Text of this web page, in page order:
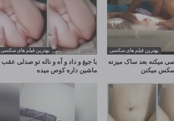
بهترین فیلم های سکسی
با جیغ و داد و آه و ناله تو صدلی عقب
ماشین داره کوص میده
بهترین فیلم های سکسی
میکنه بعد ساک میزنه
سکس میکنن